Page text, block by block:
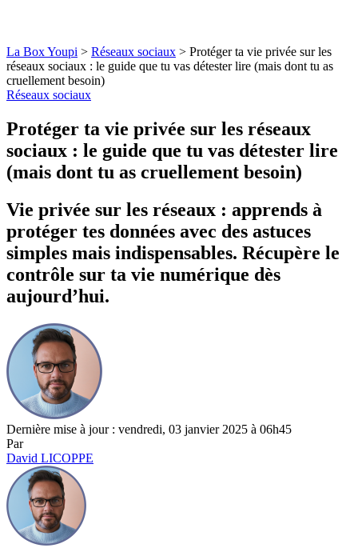
La Box Youpi > Réseaux sociaux > Protéger ta vie privée sur les
réseaux sociaux : le guide que tu vas détester lire (mais dont tu as
cruellement besoin)
Réseaux sociaux
Protéger ta vie privée sur les réseaux
sociaux : le guide que tu vas détester lire
(mais dont tu as cruellement besoin)
Vie privée sur les réseaux : apprends à
protéger tes données avec des astuces
simples mais indispensables. Récupère le
contrôle sur ta vie numérique dès
aujourd’hui.
Dernière mise à jour : vendredi, 03 janvier 2025 à 06h45
Par
David LICOPPE